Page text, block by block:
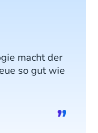
macht der
so gut wie